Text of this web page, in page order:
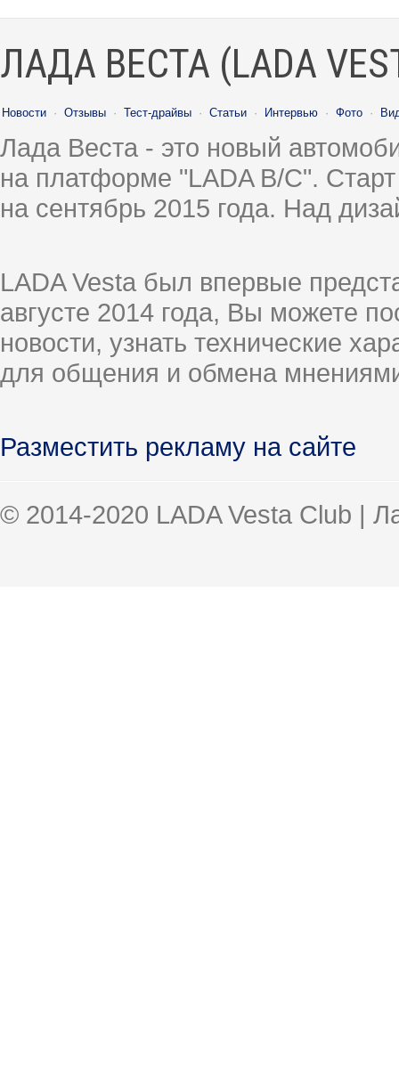
ЛАДА ВЕСТА (LADA
Новости · Отзывы · Тест-драйвы · Статьи · Интервью · Фото ·
Лада Веста - это новый
на платформе "LADA B/C".
на сентябрь 2015 года. Над
LADA Vesta был впервые
августе 2014 года, Вы можете
новости, узнать технические
для общения и обмена
Разместить рекламу на сайте
© 2014-2020 LADA Vesta Club |